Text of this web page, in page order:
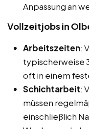
Anpassung an
Vollzeitjobs in
Arbeitszeiten:
typischerweise
oft in einem
Schichtarbeit:
müssen
einschließlich